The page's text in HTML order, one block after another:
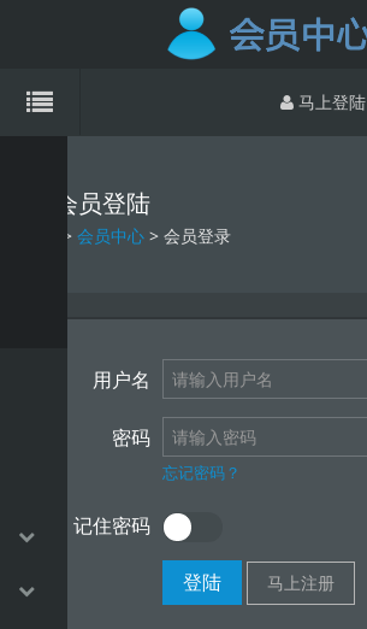
马上登陆
会员登陆
> 会员中心 > 会员登录
用户名
密码
忘记密码？
记住密码